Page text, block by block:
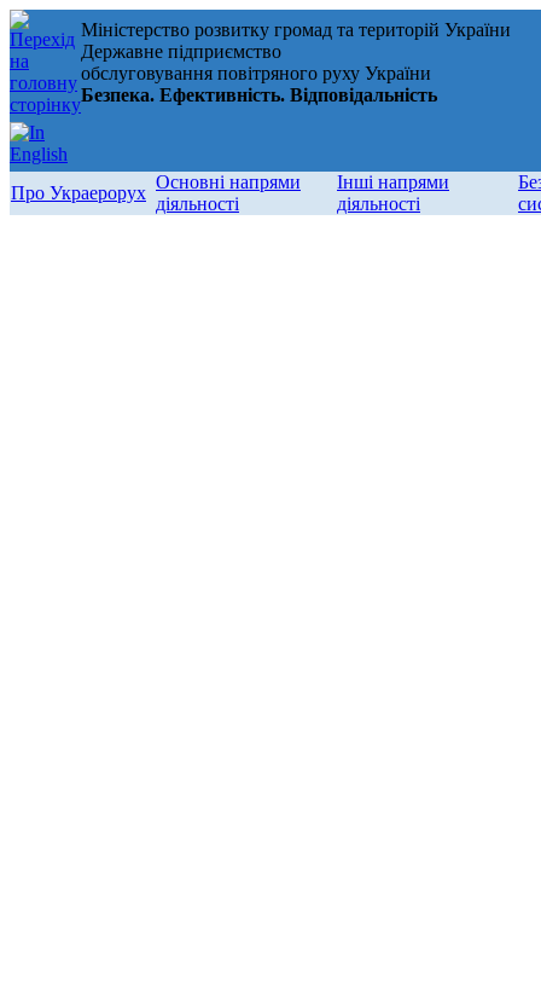
Міністерство розвитку громад та територій України
Державне підприємство
обслуговування повітряного руху України
Безпека. Ефективність. Відповідальність
Про Украерорух
Основні напрями
діяльності
Інші напрями
діяльності